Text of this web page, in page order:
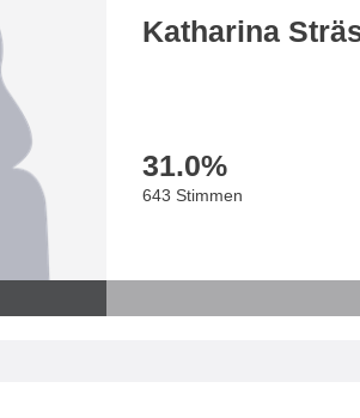
Katharina
31.0%
643 Stimmen